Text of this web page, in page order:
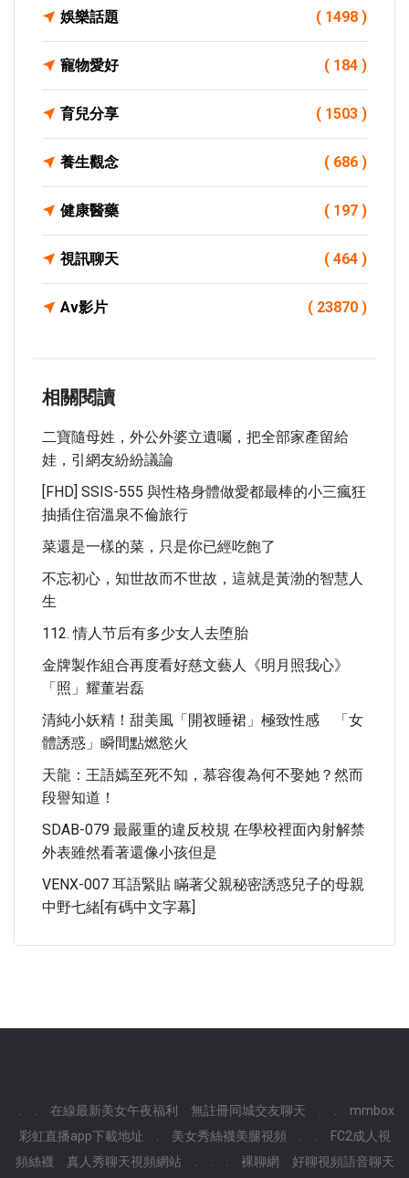
娛樂話題 ( 1498 )
寵物愛好 ( 184 )
育兒分享 ( 1503 )
養生觀念 ( 686 )
健康醫藥 ( 197 )
視訊聊天 ( 464 )
Av影片 ( 23870 )
相關閱讀
二寶隨母姓，外公外婆立遺囑，把全部家產留給
娃，引網友紛紛議論
[FHD] SSIS-555 與性格身體做愛都最棒的小三瘋狂
抽插住宿溫泉不倫旅行
菜還是一樣的菜，只是你已經吃飽了
不忘初心，知世故而不世故，這就是黃渤的智慧人
生
112. 情人节后有多少女人去堕胎
金牌製作組合再度看好慈文藝人《明月照我心》
「照」耀董岩磊
清純小妖精！甜美風「開衩睡裙」極致性感 「女
體誘惑」瞬間點燃慾火
天龍：王語嫣至死不知，慕容復為何不娶她？然而
段譽知道！
SDAB-079 最嚴重的違反校規 在學校裡面內射解禁
外表雖然看著還像小孩但是
VENX-007 耳語緊貼 瞞著父親秘密誘惑兒子的母親
中野七緒[有碼中文字幕]
在線最新美女午夜福利 無註冊同城交友聊天
mmbox
彩虹直播app下載地址
美女秀絲襪美腿視頻
FC2成人視
頻絲襪
真人秀聊天視頻網站 裸聊網 好聊視頻語音聊天